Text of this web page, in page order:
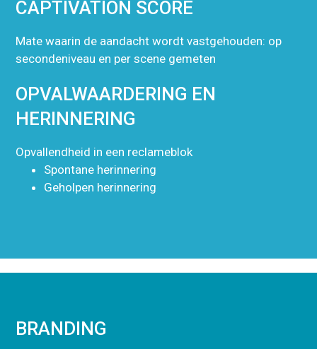
CAPTIVATION SCORE
Mate waarin de aandacht wordt vastgehouden: op
secondeniveau en per scene gemeten
OPVALWAARDERING EN
HERINNERING
Opvallendheid in een reclameblok
Spontane herinnering
Geholpen herinnering
BRANDING